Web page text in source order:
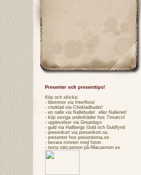
Presenter och presenttips!
Köp och skicka:
- blommor via Interflora!
- choklad via Chokladbudet!
- en nalle via Nallebudet eller Nalleriet!
- köp sexiga underkläder hos Timarco!
- upplevelser via Greatdays
- guld via Hallbergs Guld och Guldfynd
- presenkort via presenkort.nu
- presenter hos presenterna.se
- bevara minnen med foton
- testa nätcasinon på Allacasinon.se